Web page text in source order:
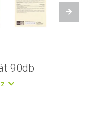
Next
90db